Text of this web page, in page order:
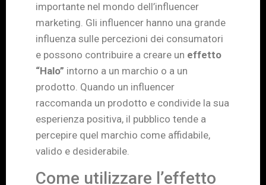
importante nel mondo dell’influencer
marketing. Gli influencer hanno una grande
influenza sulle percezioni dei consumatori
e possono contribuire a creare un effetto
“Halo” intorno a un marchio o a un
prodotto. Quando un influencer
raccomanda un prodotto e condivide la sua
esperienza positiva, il pubblico tende a
percepire quel marchio come affidabile,
valido e desiderabile.
Come utilizzare l’effetto